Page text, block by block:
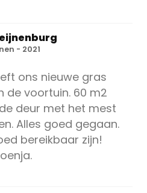
- 2021
ons nieuwe gras
de voortuin. 60 m2
deur met het mest
Alles goed gegaan.
bereikbaar zijn!